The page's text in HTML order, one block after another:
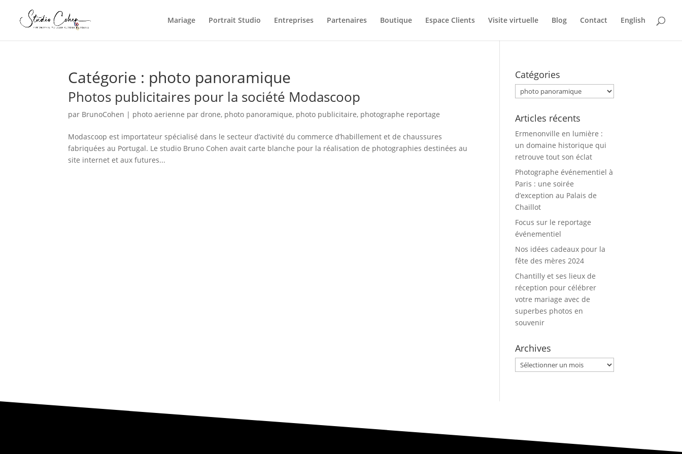
Mariage Portrait Studio Entreprises Partenaires Boutique Espace Clients Visite virtuelle Blog Contact English
Catégorie : photo panoramique
Photos publicitaires pour la société Modascoop
par BrunoCohen | photo aerienne par drone, photo panoramique, photo publicitaire, photographe reportage
Modascoop est importateur spécialisé dans le secteur d’activité du commerce d’habillement et de chaussures
fabriquées au Portugal. Le studio Bruno Cohen avait carte blanche pour la réalisation de photographies destinées au
site internet et aux futures...
Catégories
Catégories
Articles récents
Ermenonville en lumière :
un domaine historique qui
retrouve tout son éclat
Photographe événementiel à
Paris : une soirée
d’exception au Palais de
Chaillot
Focus sur le reportage
événementiel
Nos idées cadeaux pour la
fête des mères 2024
Chantilly et ses lieux de
réception pour célébrer
votre mariage avec de
superbes photos en
souvenir
Archives
Archives